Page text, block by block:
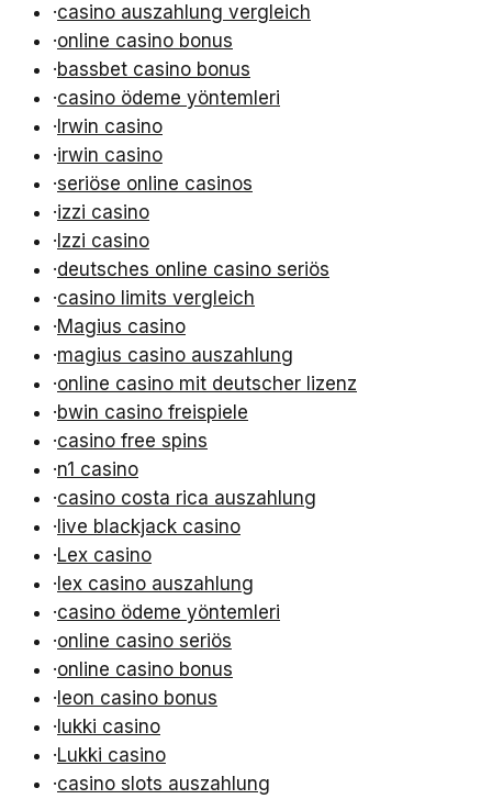
·casino auszahlung vergleich
·online casino bonus
·bassbet casino bonus
·casino ödeme yöntemleri
·Irwin casino
·irwin casino
·seriöse online casinos
·izzi casino
·Izzi casino
·deutsches online casino seriös
·casino limits vergleich
·Magius casino
·magius casino auszahlung
·online casino mit deutscher lizenz
·bwin casino freispiele
·casino free spins
·n1 casino
·casino costa rica auszahlung
·live blackjack casino
·Lex casino
·lex casino auszahlung
·casino ödeme yöntemleri
·online casino seriös
·online casino bonus
·leon casino bonus
·lukki casino
·Lukki casino
·casino slots auszahlung